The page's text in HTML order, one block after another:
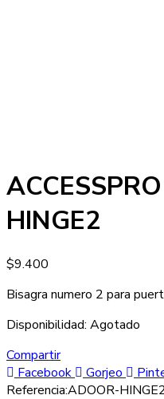
HINGE2
$9.400
Bisagra numero 2 para
Disponibilidad: Agotado
Compartir
Facebook
Gorjeo
Referencia:ADOOR-